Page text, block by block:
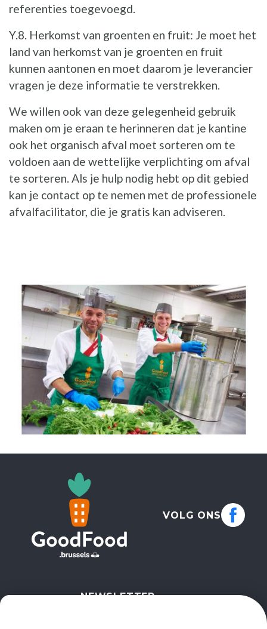
referenties toegevoegd.
Y.8. Herkomst van groenten en fruit: Je moet het
land van herkomst van je groenten en fruit
kunnen aantonen en moet daarom je leverancier
vragen je deze informatie te verstrekken.
We willen ook van deze gelegenheid gebruik
maken om je eraan te herinneren dat je kantine
ook het organisch afval moet sorteren om te
voldoen aan de wettelijke verplichting om afval
te sorteren. Als je hulp nodig hebt op dit gebied
kan je contact op te nemen met de professionele
afvalfacilitator, die je gratis kan adviseren.
ILLUSTRATIE
VOLG ONS
NEWSLETTER